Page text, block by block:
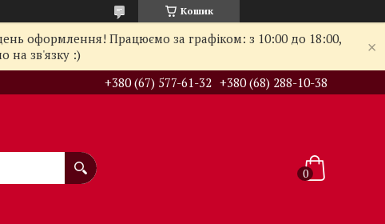
Кошик
оформлення! Працюємо за графіком: з 10:00 до 18:00,
на зв'язку :)
+380 (67) 577-61-32 +380 (68) 288-10-38